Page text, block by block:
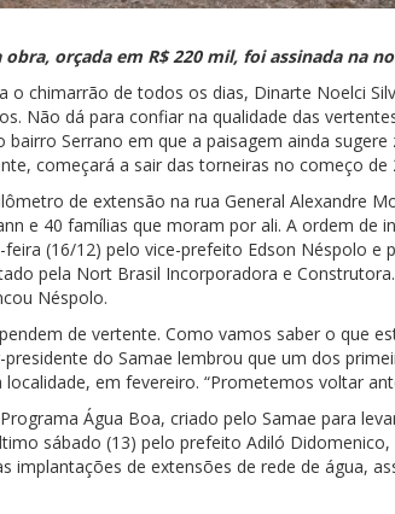
orçada em R$ 220 mil, foi assinada na
o chimarrão de todos os dias, Dinarte Noelci
Não dá para confiar na qualidade das
bairro Serrano em que a paisagem ainda
começará a sair das torneiras no começo de
de extensão na rua General Alexandre
e 40 famílias que moram por ali. A ordem de
(16/12) pelo vice-prefeito Edson Néspolo e
pela Nort Brasil Incorporadora e
Néspolo.
de vertente. Como vamos saber o que
do Samae lembrou que um dos
em fevereiro. “Prometemos voltar
Água Boa, criado pelo Samae para
sábado (13) pelo prefeito Adiló
implantações de extensões de rede de água,